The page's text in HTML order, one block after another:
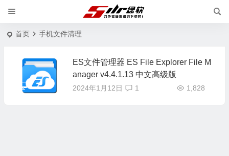
首页 手机文件清理
ES文件管理器 ES File Explorer File M
anager v4.4.1.13 中文高级版
2024年1月12日 1,828
1